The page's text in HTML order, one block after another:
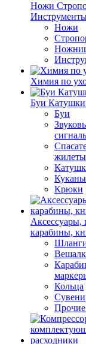
Ножи
Ножи
Химия по
Буи
Буи
жилеты
Куканы
Крюки
Аксессуары,
карабины,
Кольца
Прочие